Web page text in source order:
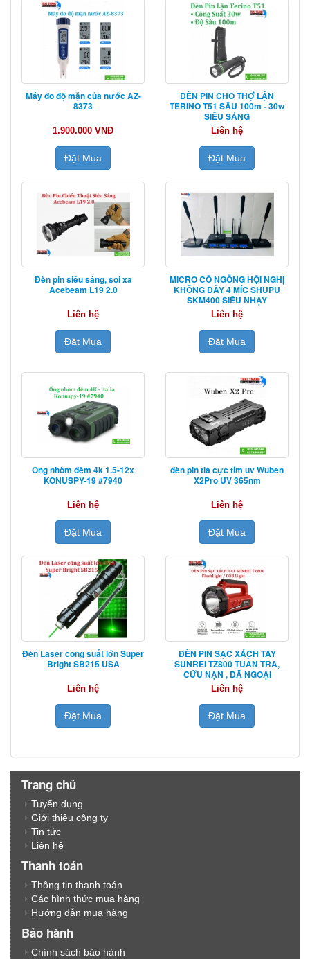
Máy đo độ mặn của nước AZ-
8373
1.900.000 VNĐ
Đặt Mua
ĐÈN PIN CHO THỢ LẶN
TERINO T51 SÂU 100m - 30w
SIÊU SÁNG
Liên hệ
Đặt Mua
Đèn pin siêu sáng, soi xa
Acebeam L19 2.0
Liên hệ
Đặt Mua
MICRO CỔ NGỖNG HỘI NGHỊ
KHÔNG DÂY 4 MÍC SHUPU
SKM400 SIÊU NHẠY
Liên hệ
Đặt Mua
Ống nhòm đêm 4k 1.5-12x
KONUSPY-19 #7940
Liên hệ
Đặt Mua
đèn pin tia cực tím uv Wuben
X2Pro UV 365nm
Liên hệ
Đặt Mua
Đèn Laser công suất lớn Super
Bright SB215 USA
Liên hệ
Đặt Mua
ĐÈN PIN SẠC XÁCH TAY
SUNREI TZ800 TUẦN TRA,
CỨU NẠN , DÃ NGOẠI
Liên hệ
Đặt Mua
Trang chủ
Tuyển dụng
Giới thiệu công ty
Tin tức
Liên hệ
Thanh toán
Thông tin thanh toán
Các hình thức mua hàng
Hướng dẫn mua hàng
Bảo hành
Chính sách bảo hành